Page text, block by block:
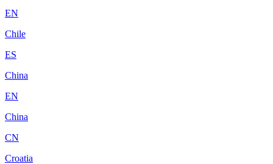
EN
Chile
ES
China
EN
China
CN
Croatia